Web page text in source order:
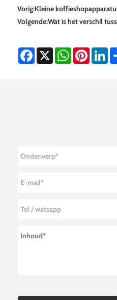
Vorig:Kleine
Volgende:Wat is het verschil
Facebook
X WhatsApp
Pinterest